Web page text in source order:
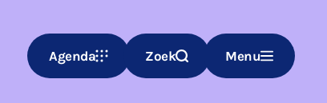
Agenda Zoek Menu